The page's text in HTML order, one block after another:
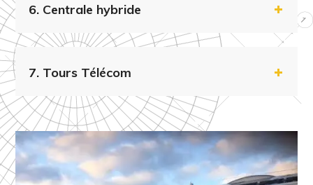
6. Centrale hybride
7. Tours Télécom